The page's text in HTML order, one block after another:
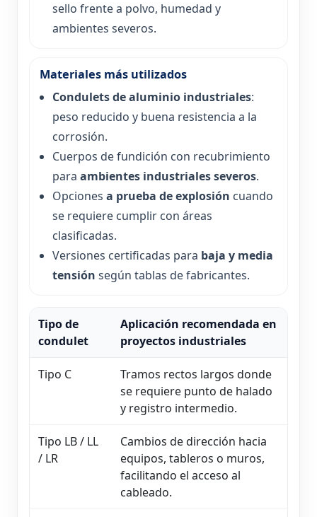
sello frente a polvo, humedad y
ambientes severos.
Materiales más utilizados
Condulets de aluminio industriales:
peso reducido y buena resistencia a la
corrosión.
Cuerpos de fundición con recubrimiento
para ambientes industriales severos.
Opciones a prueba de explosión cuando
se requiere cumplir con áreas
clasificadas.
Versiones certificadas para baja y media
tensión según tablas de fabricantes.
Tipo de
condulet
Aplicación recomendada en
proyectos industriales
Tipo C
Tramos rectos largos donde
se requiere punto de halado
y registro intermedio.
Tipo LB / LL
/ LR
Cambios de dirección hacia
equipos, tableros o muros,
facilitando el acceso al
cableado.